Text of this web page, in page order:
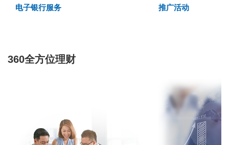
电子银行服务 推广活动
360全方位理财